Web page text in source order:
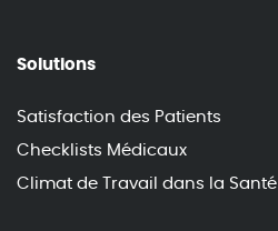
Solutions
Satisfaction des Patients
Checklists Médicaux
Climat de Travail dans la Santé